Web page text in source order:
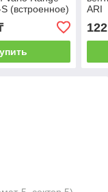
(встроенное)
ARI